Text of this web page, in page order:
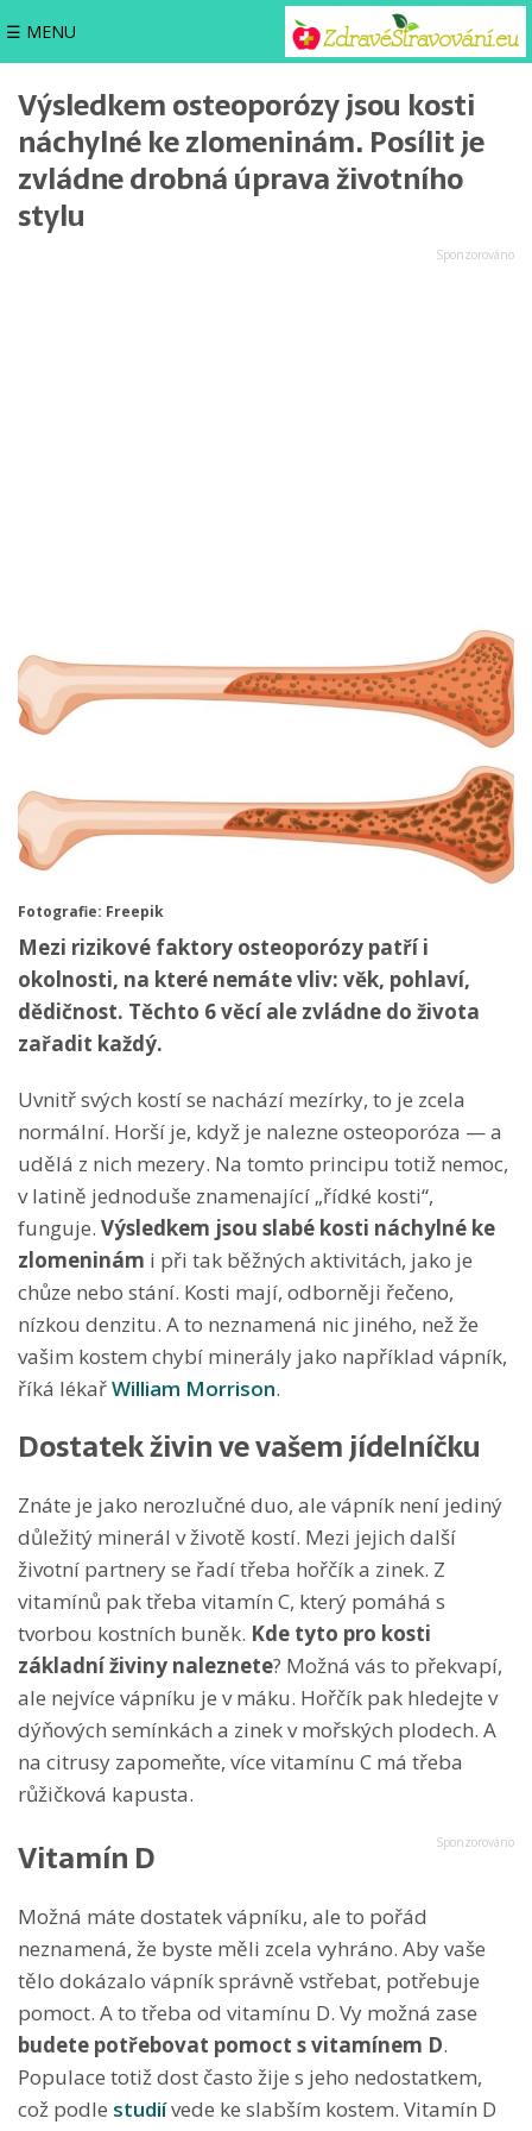
☰ MENU
Výsledkem osteoporózy jsou kosti
náchylné ke zlomeninám. Posílit je
zvládne drobná úprava životního
stylu
Fotografie: Freepik
Mezi rizikové faktory osteoporózy patří i
okolnosti, na které nemáte vliv: věk, pohlaví,
dědičnost. Těchto 6 věcí ale zvládne do života
zařadit každý.
Uvnitř svých kostí se nachází mezírky, to je zcela
normální. Horší je, když je nalezne osteoporóza — a
udělá z nich mezery. Na tomto principu totiž nemoc,
v latině jednoduše znamenající „řídké kosti“,
funguje. Výsledkem jsou slabé kosti náchylné ke
zlomeninám i při tak běžných aktivitách, jako je
chůze nebo stání. Kosti mají, odborněji řečeno,
nízkou denzitu. A to neznamená nic jiného, než že
vašim kostem chybí minerály jako například vápník,
říká lékařWilliam Morrison.
Dostatek živin ve vašem jídelníčku
Znáte je jako nerozlučné duo, ale vápník není jediný
důležitý minerál v životě kostí. Mezi jejich další
životní partnery se řadí třeba hořčík a zinek. Z
vitamínů pak třeba vitamín C, který pomáhá s
tvorbou kostních buněk. Kde tyto pro kosti
základní živiny naleznete? Možná vás to překvapí,
ale nejvíce vápníku je v máku. Hořčík pak hledejte v
dýňových semínkách a zinek v mořských plodech. A
na citrusy zapomeňte, více vitamínu C má třeba
růžičková kapusta.
Vitamín D
Možná máte dostatek vápníku, ale to pořád
neznamená, že byste měli zcela vyhráno. Aby vaše
tělo dokázalo vápník správně vstřebat, potřebuje
pomoct. A to třeba od vitamínu D. Vy možná zase
budete potřebovat pomoct s vitamínem D.
Populace totiž dost často žije s jeho nedostatkem,
což podle studiívede ke slabším kostem. Vitamín D